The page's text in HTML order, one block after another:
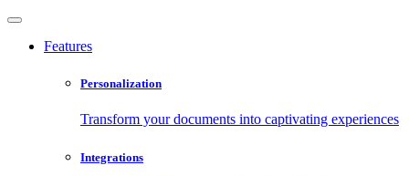
Features
Personalization
Transform your documents into captivating experiences
Integrations